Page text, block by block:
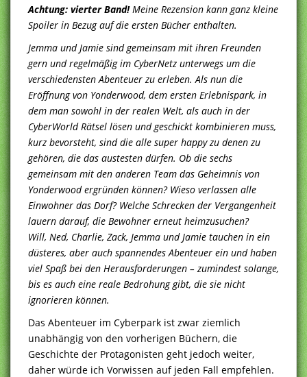
Achtung: vierter Band!Meine Rezension kann ganz kleine
Spoiler in Bezug auf die ersten Bücher enthalten.
Jemma und Jamie sind gemeinsam mit ihren Freunden
gern und regelmäßig im CyberNetz unterwegs um die
verschiedensten Abenteuer zu erleben. Als nun die
Eröffnung von Yonderwood, dem ersten Erlebnispark, in
dem man sowohl in der realen Welt, als auch in der
CyberWorld Rätsel lösen und geschickt kombinieren muss,
kurz bevorsteht, sind die alle super happy zu denen zu
gehören, die das austesten dürfen. Ob die sechs
gemeinsam mit den anderen Team das Geheimnis von
Yonderwood ergründen können? Wieso verlassen alle
Einwohner das Dorf? Welche Schrecken der Vergangenheit
lauern darauf, die Bewohner erneut heimzusuchen?
Will, Ned, Charlie, Zack, Jemma und Jamie tauchen in ein
düsteres, aber auch spannendes Abenteuer ein und haben
viel Spaß bei den Herausforderungen – zumindest solange,
bis es auch eine reale Bedrohung gibt, die sie nicht
ignorieren können.
Das Abenteuer im Cyberpark ist zwar ziemlich
unabhängig von den vorherigen Büchern, die
Geschichte der Protagonisten geht jedoch weiter,
daher würde ich Vorwissen auf jeden Fall empfehlen.